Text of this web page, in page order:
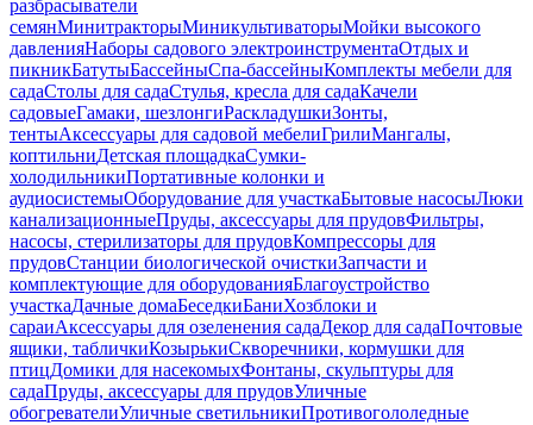
разбрасыватели
семянМинитракторыМиникультиваторыМойки высокого
давленияНаборы садового электроинструментаОтдых и
пикникБатутыБассейныСпа-бассейныКомплекты мебели для
садаСтолы для садаСтулья, кресла для садаКачели
садовыеГамаки, шезлонгиРаскладушкиЗонты,
тентыАксессуары для садовой мебелиГрилиМангалы,
коптильниДетская площадкаСумки-
холодильникиПортативные колонки и
аудиосистемыОборудование для участкаБытовые насосыЛюки
канализационныеПруды, аксессуары для прудовФильтры,
насосы, стерилизаторы для прудовКомпрессоры для
прудовСтанции биологической очисткиЗапчасти и
комплектующие для оборудованияБлагоустройство
участкаДачные домаБеседкиБаниХозблоки и
сараиАксессуары для озеленения садаДекор для садаПочтовые
ящики, табличкиКозырькиСкворечники, кормушки для
птицДомики для насекомыхФонтаны, скульптуры для
садаПруды, аксессуары для прудовУличные
обогревателиУличные светильникиПротивогололедные